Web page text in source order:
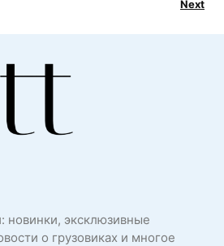
Next
новинки, эксклюзивные
о грузовиках и многое